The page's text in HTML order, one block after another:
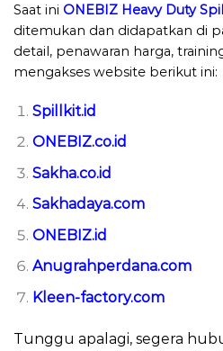
Saat ini ONEBIZ Heavy Duty
ditemukan dan didapatkan di
detail, penawaran harga,
mengakses website berikut ini:
Spillkit.id
ONEBIZ.co.id
Sakha.co.id
Sakhadaya.com
ONEBIZ.id
Anugrahperdana.com
Kleen-factory.com
Tunggu apalagi, segera